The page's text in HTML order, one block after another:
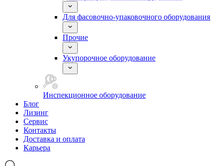
Для фасовочно-упаковочного оборудования
Прочие
Укупорочное оборудование
Инспекционное оборудование
Блог
Лизинг
Сервис
Контакты
Доставка и оплата
Карьера